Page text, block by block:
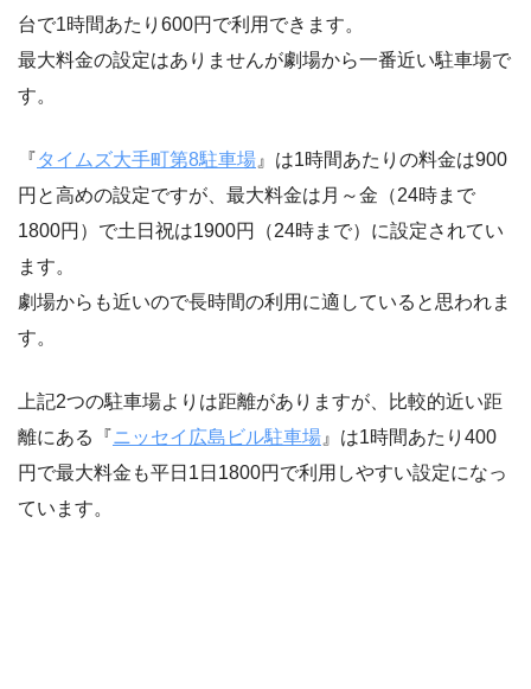
台で1時間あたり600円で利用できます。
最大料金の設定はありませんが劇場から一番近い駐車場で
す。
『タイムズ大手町第8駐車場 』は1時間あたりの料金は900
円と高めの設定ですが、最大料金は月～金（24時まで
1800円）で土日祝は1900円（24時まで）に設定されてい
ます。
劇場からも近いので長時間の利用に適していると思われま
す。
上記2つの駐車場よりは距離がありますが、比較的近い距
離にある『ニッセイ広島ビル駐車場 』は1時間あたり400
円で最大料金も平日1日1800円で利用しやすい設定になっ
ています。